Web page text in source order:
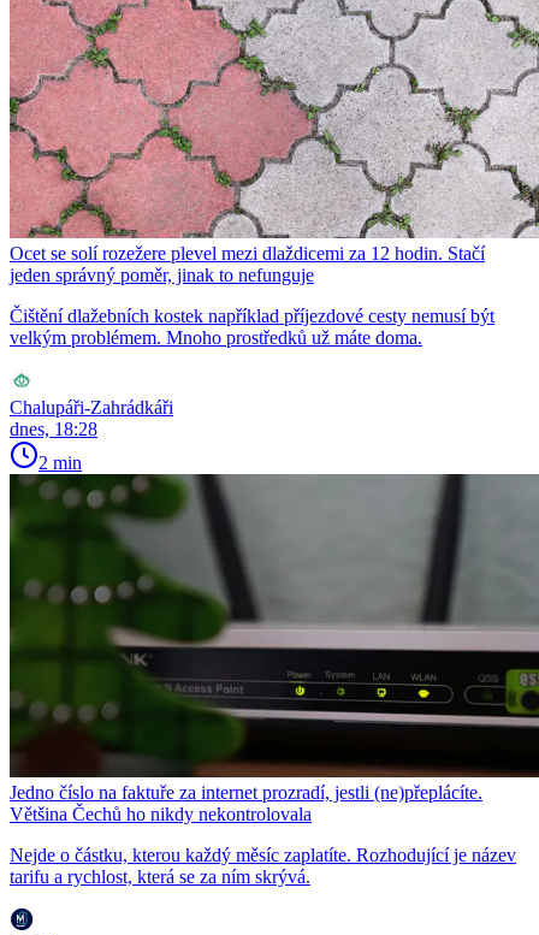
Ocet se solí rozežere plevel mezi dlaždicemi za 12 hodin. Stačí
jeden správný poměr, jinak to nefunguje
Čištění dlažebních kostek například příjezdové cesty nemusí být
velkým problémem. Mnoho prostředků už máte doma.
Chalupáři-Zahrádkáři
dnes, 18:28
2 min
Jedno číslo na faktuře za internet prozradí, jestli (ne)přeplácíte.
Většina Čechů ho nikdy nekontrolovala
Nejde o částku, kterou každý měsíc zaplatíte. Rozhodující je název
tarifu a rychlost, která se za ním skrývá.